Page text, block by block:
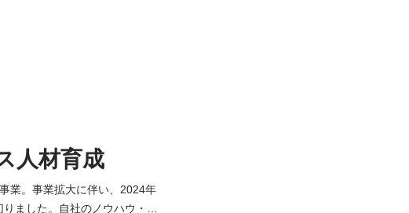
人材育成
業。事業拡大に伴い、2024年
ました。自社のノウハウ・リ